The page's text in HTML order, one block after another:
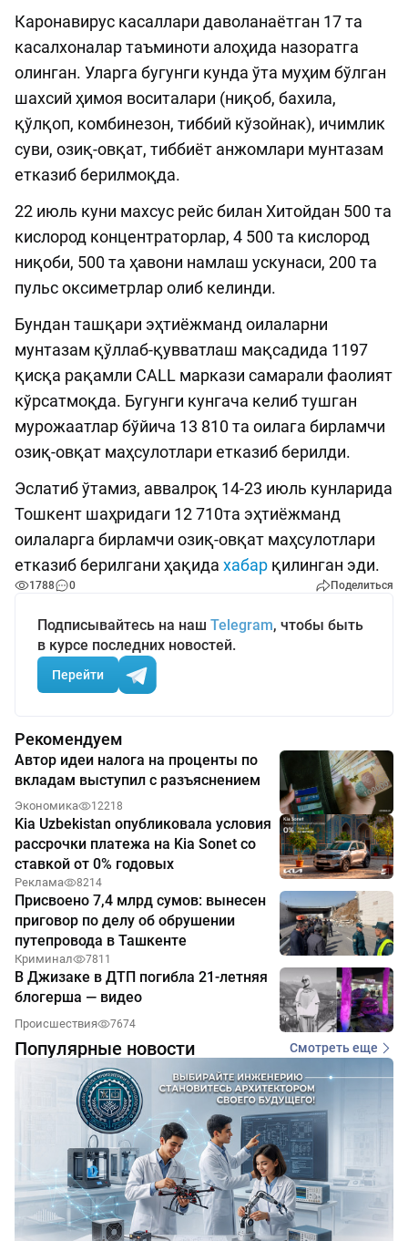
Каронавирус касаллари даволанаётган 17 та
касалхоналар таъминоти алоҳида назоратга
олинган. Уларга бугунги кунда ўта муҳим бўлган
шахсий ҳимоя воситалари (ниқоб, бахила,
қўлқоп, комбинезон, тиббий кўзойнак), ичимлик
суви, озиқ-овқат, тиббиёт анжомлари мунтазам
етказиб берилмоқда.
22 июль куни махсус рейс билан Хитойдан 500 та
кислород концентраторлар, 4 500 та кислород
ниқоби, 500 та ҳавони намлаш ускунаси, 200 та
пульс оксиметрлар олиб келинди.
Бундан ташқари эҳтиёжманд оилаларни
мунтазам қўллаб-қувватлаш мақсадида 1197
қисқа рақамли CALL маркази самарали фаолият
кўрсатмоқда. Бугунги кунгача келиб тушган
мурожаатлар бўйича 13 810 та оилага бирламчи
озиқ-овқат маҳсулотлари етказиб берилди.
Эслатиб ўтамиз, аввалроқ 14-23 июль кунларида
Тошкент шаҳридаги 12 710та эҳтиёжманд
оилаларга бирламчи озиқ-овқат маҳсулотлари
етказиб берилгани ҳақида хабар қилинган эди.
1788 0 Поделиться
Подписывайтесь на наш Telegram, чтобы быть
в курсе последних новостей.
Перейти
Рекомендуем
Автор идеи налога на проценты по
вкладам выступил с разъяснением
Экономика 12218
Kia Uzbekistan опубликовала условия
рассрочки платежа на Kia Sonet со
ставкой от 0% годовых
Реклама 8214
Присвоено 7,4 млрд сумов: вынесен
приговор по делу об обрушении
путепровода в Ташкенте
Криминал 7811
В Джизаке в ДТП погибла 21-летняя
блогерша — видео
Происшествия 7674
Популярные новости Смотреть еще